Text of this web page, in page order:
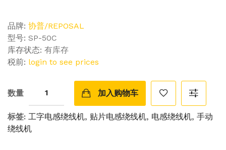
品牌: 协普/REPOSAL
型号: SP-50C
库存状态: 有库存
税前: login to see prices
数量 加入购物车
标签: 工字电感绕线机, 贴片电感绕线机, 电感绕线机, 手动
绕线机